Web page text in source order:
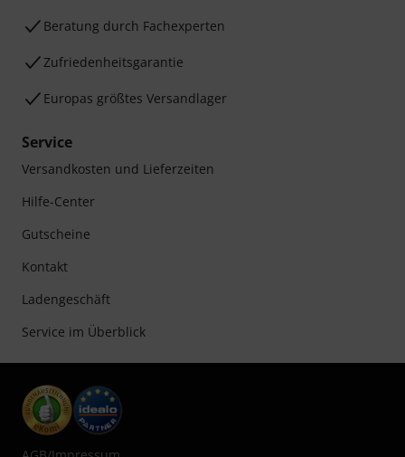
Beratung durch Fachexperten
Zufriedenheitsgarantie
Europas größtes Versandlager
Service
Versandkosten und Lieferzeiten
Hilfe-Center
Gutscheine
Kontakt
Ladengeschäft
Service im Überblick